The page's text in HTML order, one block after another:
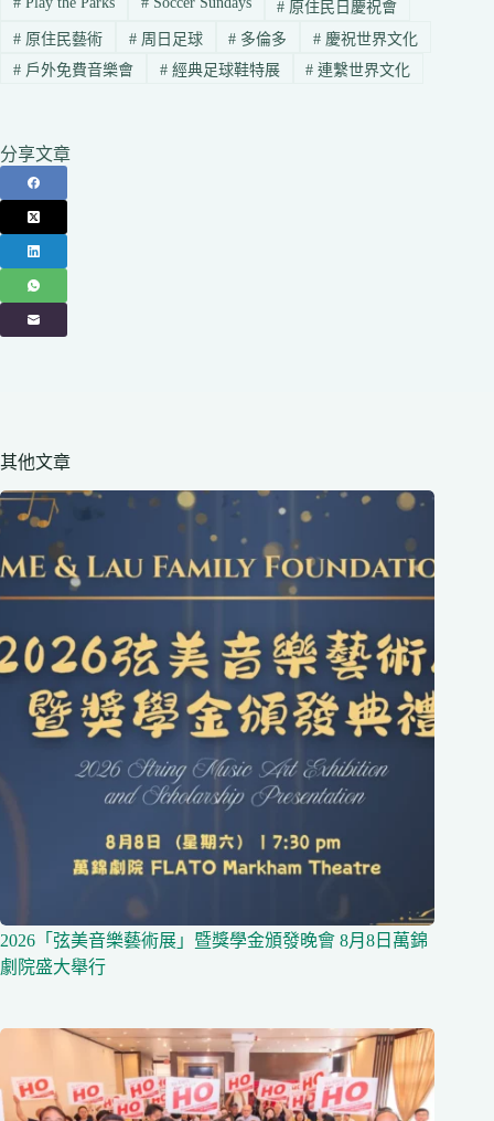
# 原住民日慶祝會
#原住民藝術 #周日足球 # 多倫多 # 慶祝世界文化
#戶外免費音樂會 #經典足球鞋特展 # 連繫世界文化
分享文章
其他文章
2026「弦美音樂藝術展」暨獎學金頒發晚會 8月8日萬錦
劇院盛大舉行